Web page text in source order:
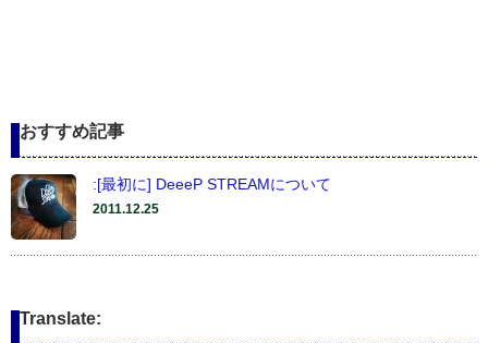
おすすめ記事
:[最初に] DeeeP STREAMについて
2011.12.25
Translate: